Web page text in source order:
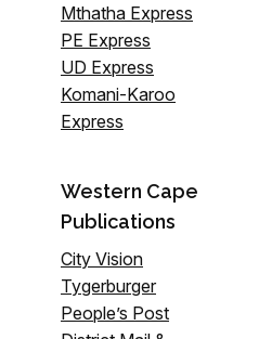
Mthatha Express
PE Express
UD Express
Komani-Karoo
Express
Western Cape
Publications
City Vision
Tygerburger
People’s Post